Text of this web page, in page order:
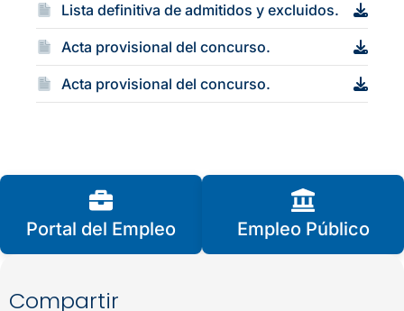
Lista definitiva de admitidos y excluidos.
Acta provisional del concurso.
Acta provisional del concurso.
Portal del Empleo Empleo Público
Compartir